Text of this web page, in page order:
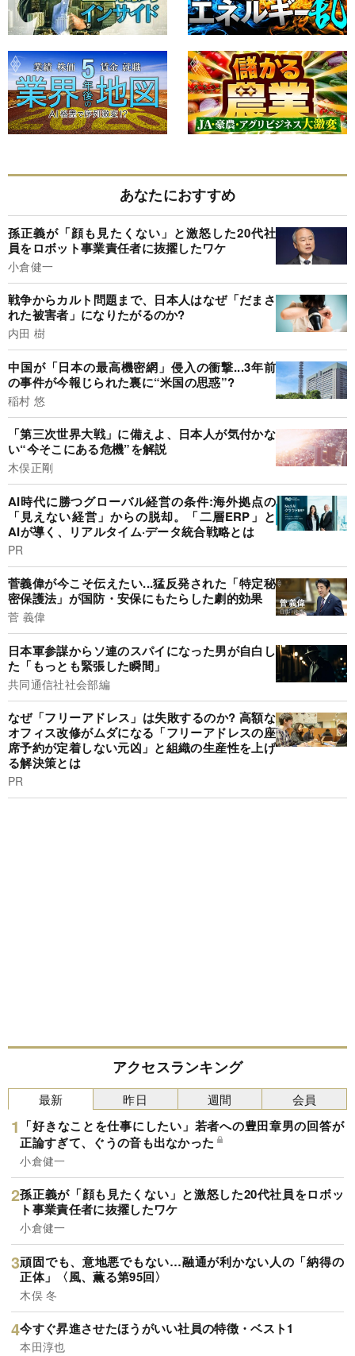
あなたにおすすめ
孫正義が「顔も見たくない」と激怒した20代社
員をロボット事業責任者に抜擢したワケ
小倉健一
戦争からカルト問題まで、日本人はなぜ「だまさ
れた被害者」になりたがるのか?
内田 樹
中国が「日本の最高機密網」侵入の衝撃...3年前
の事件が今報じられた裏に“米国の思惑”?
稲村 悠
「第三次世界大戦」に備えよ、日本人が気付かな
い“今そこにある危機”を解説
木俣正剛
AI時代に勝つグローバル経営の条件:海外拠点の
「見えない経営」からの脱却。「二層ERP」と
AIが導く、リアルタイム·データ統合戦略とは
PR
菅義偉が今こそ伝えたい...猛反発された「特定秘
密保護法」が国防・安保にもたらした劇的効果
菅 義偉
日本軍参謀からソ連のスパイになった男が自白し
た「もっとも緊張した瞬間」
共同通信社社会部編
なぜ「フリーアドレス」は失敗するのか? 高額な
オフィス改修がムダになる「フリーアドレスの座
席予約が定着しない元凶」と組織の生産性を上げ
る解決策とは
PR
アクセスランキング
最新
「好きなことを仕事にしたい」若者への豊田章男の回答が
正論すぎて、ぐうの音も出なかった
小倉健一
孫正義が「顔も見たくない」と激怒した20代社員をロボッ
ト事業責任者に抜擢したワケ
小倉健一
頑固でも、意地悪でもない…融通が利かない人の「納得の
正体」〈風、薫る第95回〉
木俣 冬
今すぐ昇進させたほうがいい社員の特徴・ベスト1
本田淳也
昨日 週間 会員